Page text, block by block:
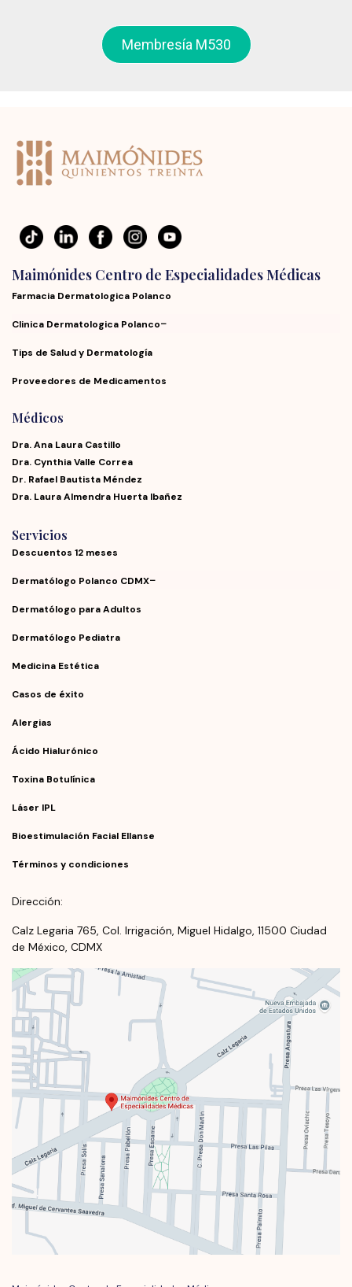
Membresía M530
Maimónides Centro de Especialidades Médicas
Farmacia Dermatologica Polanco
Clinica Dermatologica Polanco
Tips de Salud y Dermatología
Proveedores de Medicamentos
Médicos
Dra. Ana Laura Castillo
Dra. Cynthia Valle Correa
Dr. Rafael Bautista Méndez
Dra. Laura Almendra Huerta Ibañez
Servicios
Descuentos 12 meses
Dermatólogo Polanco CDMX
Dermatólogo para Adultos
Dermatólogo Pediatra
Medicina Estética
Casos de éxito
Alergias
Ácido Hialurónico
Toxina Botulínica
Láser IPL
Bioestimulación Facial Ellanse
Términos y condiciones
Dirección:
Calz Legaria 765, Col. Irrigación, Miguel Hidalgo, 11500 Ciudad
de México, CDMX